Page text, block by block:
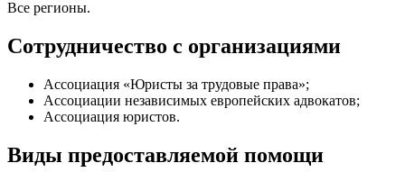
Все регионы.
Сотрудничество с организациями
Ассоциация «Юристы за трудовые права»;
Ассоциации независимых европейских адвокатов;
Ассоциация юристов.
Виды предоставляемой помощи